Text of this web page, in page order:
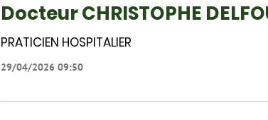
Docteur CHRISTOPHE
PRATICIEN HOSPITALIER
29/04/2026 09:50